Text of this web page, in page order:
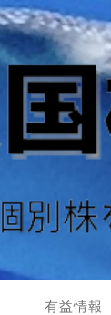
有益情報